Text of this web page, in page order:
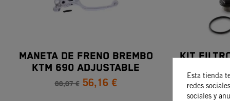
MANETA DE FRENO BREMBO
KTM 690 ADJUSTABLE
66,07 € 56,16 €
KIT
Esta tienda
redes
sociales y